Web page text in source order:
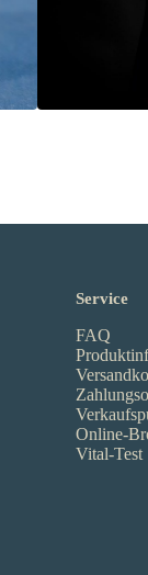
Service
FAQ
Online-
Vital-Test